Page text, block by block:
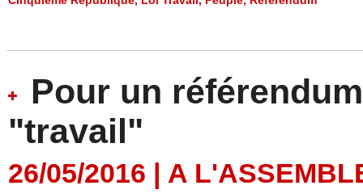
Pour un
"travail"
26/05/2016 | A